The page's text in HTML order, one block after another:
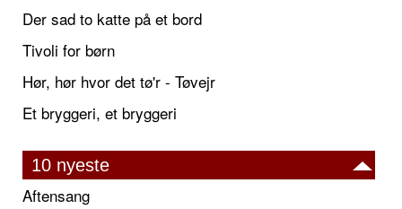
Der sad to katte på et bord
Tivoli for børn
Hør, hør hvor det tø'r - Tøvejr
Et bryggeri, et bryggeri
10 nyeste
Aftensang